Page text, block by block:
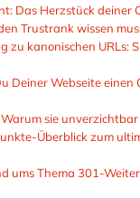
Das Herzstück deiner
Trustrank wissen
zu kanonischen URLs:
Deiner Webseite einen
sie
Überblick zum
ums Thema 301-